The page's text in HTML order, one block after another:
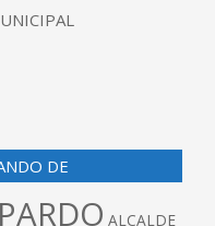
DE
ALCALDE